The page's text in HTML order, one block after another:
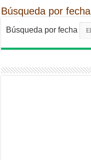
Búsqueda por fecha
Búsqueda por fecha